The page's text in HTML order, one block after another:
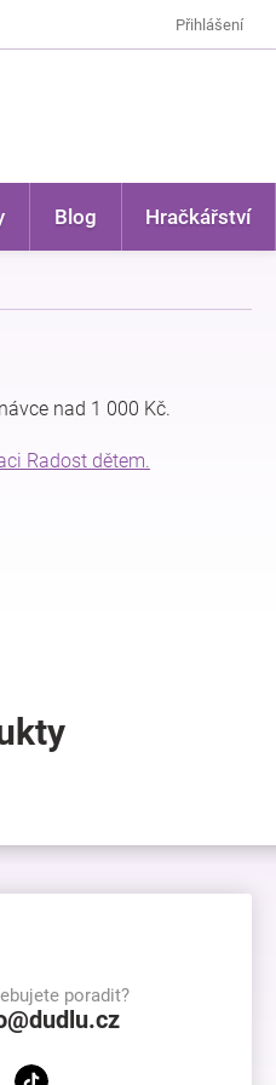
Přihlášení
Blog Hračkářství
nad 1 000 Kč.
Radost dětem.
poradit?